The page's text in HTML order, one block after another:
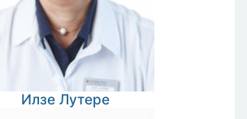
Илзе Лутере